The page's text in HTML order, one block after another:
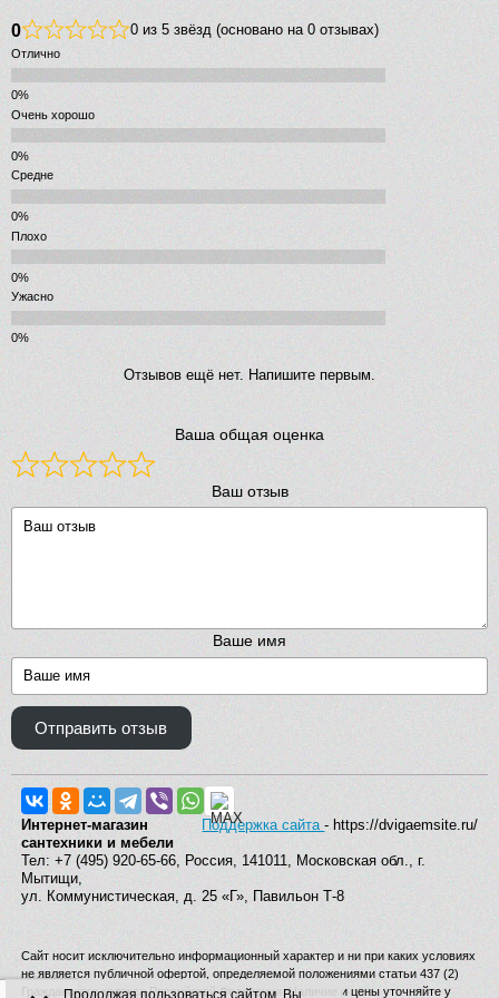
0 0 из 5 звёзд (основано на 0 отзывах)
Отлично
Очень хорошо
Средне
Плохо
Ужасно
Отзывов ещё нет. Напишите первым.
Ваша общая оценка
Ваш отзыв
Ваше имя
Отправить отзыв
Поддержка сайта- https://dvigaemsite.ru/
Интернет-магазин
сантехники и мебели
Тел: +7 (495) 920-65-66, Россия, 141011, Московская обл., г.
Мытищи,
ул. Коммунистическая, д. 25 «Г», Павильон Т-8
Сайт носит исключительно информационный характер и ни при каких условиях
не является публичной офертой, определяемой положениями статьи 437 (2)
Гражданского кодекса Российской Федерации. Наличие и цены уточняйте у
Продолжая пользоваться сайтом, Вы